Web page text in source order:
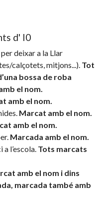
d' I0
deixar a la Llar
calçotets, mitjons...). Tot
bossa de roba
el nom.
amb el nom.
Marcat amb el nom.
amb el nom.
Marcada amb el nom.
l’escola. Tots marcats
amb el nom i dins
marcada també amb